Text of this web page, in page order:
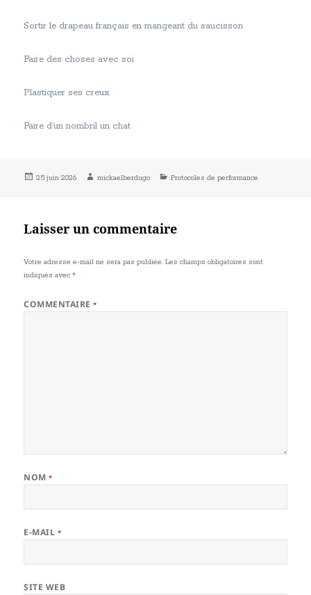
Sortir le drapeau français en mangeant du saucisson
Faire des choses avec soi
Plastiquer ses creux
Faire d’un nombril un chat
Publié
25 juin 2026 Auteur
mickaelberdugo Catégories
Protocoles de performance
Laisser un commentaire
Votre adresse e-mail ne sera pas publiée. Les champs obligatoires sont
indiqués avec*
COMMENTAIRE*
NOM*
E-MAIL *
SITE WEB